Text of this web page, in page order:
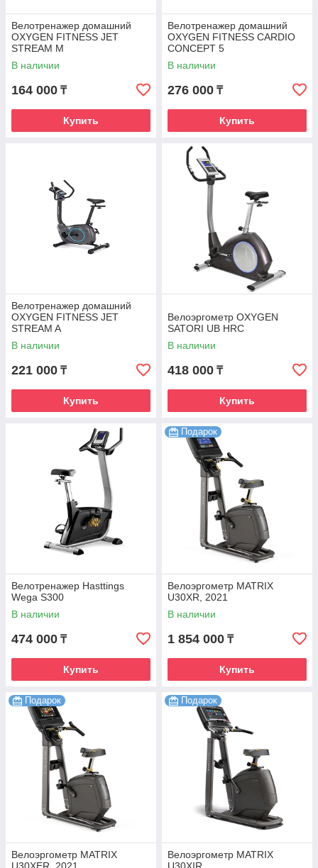
Помощь в выборе нужного тренажера, его настройке и
сервисе.
Доставка
Оперативная доставка по Казахстану на выбор
Перейти в каталог с продукцией
Велотренажер домашний
OXYGEN FITNESS JET
STREAM M
В наличии
164 000 ₸
Купить
Велотренажер домашний
OXYGEN FITNESS CARDIO
CONCEPT 5
В наличии
276 000 ₸
Купить
Велотренажер домашний
OXYGEN FITNESS JET
STREAM A
В наличии
221 000 ₸
Купить
Велоэргометр OXYGEN
SATORI UB HRC
В наличии
418 000 ₸
Купить
Велотренажер Hasttings
Wega S300
В наличии
474 000 ₸
Купить
Подарок
Велоэргометр MATRIX
U30XR, 2021
В наличии
1 854 000 ₸
Купить
Подарок
Велоэргометр MATRIX
Подарок
Велоэргометр MATRIX